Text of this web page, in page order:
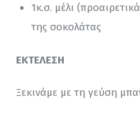
1κ.σ. μέλι
της σοκολάτας
ΕΚΤΕΛΕΣΗ
Ξεκινάμε με τη γεύση